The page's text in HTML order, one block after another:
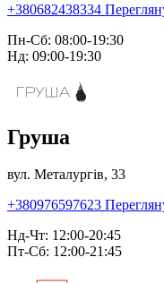
+380682438334
Пн-Сб: 08:00-19:30
Нд: 09:00-19:30
Груша
вул. Металургів, 33
+380976597623
Нд-Чт: 12:00-20:45
Пт-Сб: 12:00-21:45